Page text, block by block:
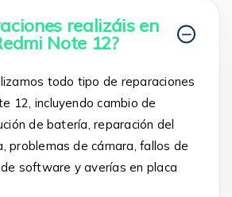
realizáis en
Note 12?
todo tipo de reparaciones
12, incluyendo cambio de
de batería, reparación del
problemas de cámara, fallos de
software y averías en placa